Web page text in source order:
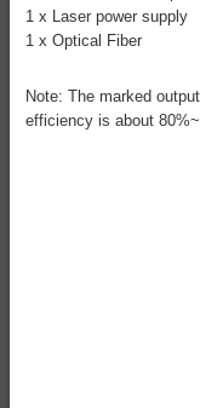
1 x Laser power supply
1 x Optical Fiber
Note: The marked
efficiency is about